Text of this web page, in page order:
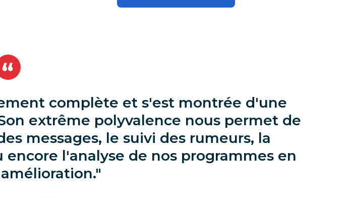
complète et s'est montrée d'une
extrême polyvalence nous permet de
messages, le suivi des rumeurs, la
l'analyse de nos programmes en